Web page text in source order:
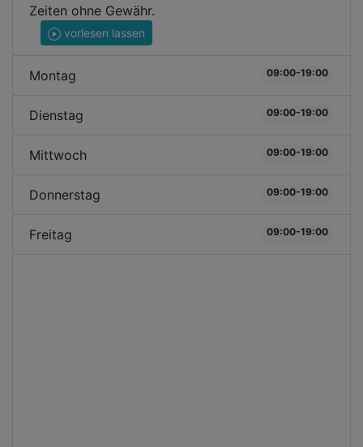
Zeiten ohne Gewähr.
vorlesen lassen
Montag 09:00-19:00
Dienstag 09:00-19:00
Mittwoch 09:00-19:00
Donnerstag 09:00-19:00
Freitag 09:00-19:00